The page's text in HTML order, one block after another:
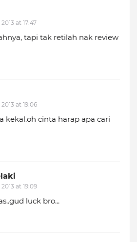
at 17:47
tapi tak retilah nak review
at 19:06
kekal.oh cinta harap apa cari
at 19:09
luck bro...